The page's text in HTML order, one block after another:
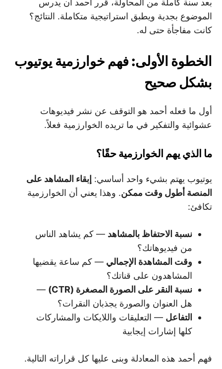
بعد سنة كاملة من المحاولة، قرر أحمد أن يدرس
الموضوع بجدية ويطبق استراتيجية متكاملة. النتائج؟
كانت مفاجأة حتى له.
الخطوة الأولى: فهم خوارزمية يوتيوب
بشكل صحيح
أول ما فعله أحمد هو التوقف عن نشر فيديوهات
عشوائية والتفكير في ما تريده الخوارزمية فعلاً.
ما الذي يهم الخوارزمية حقًا؟
يوتيوب يهتم بشيء واحد أساسي: إبقاء المشاهد على
المنصة أطول وقت ممكن. وهذا يعني أن الخوارزمية
تكافئ:
نسبة الاحتفاظ بالمشاهد — كم يشاهد الناس
من فيديوهاتك؟
وقت المشاهدة الإجمالي — كم ساعة يقضيها
المشاهدون على قناتك؟
نسبة النقر على الصورة المصغرة (CTR)
—
هل العنوان والصورة يجذبان النقرات؟
التفاعل — التعليقات واللايكات والمشاركات
كلها إشارات إيجابية
فهم أحمد هذه المعادلة وبنى عليها كل قراراته التالية.